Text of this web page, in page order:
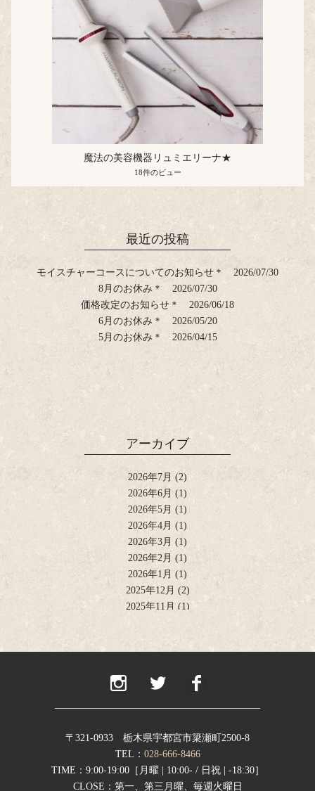
魔法の美容機器リュミエリーナ★
18件のビュー
最近の投稿
モイスチャーコースについてのお知らせ＊
2026/07/30
8月のお休み＊
2026/07/30
価格改定のお知らせ＊
2026/06/18
6月のお休み＊
2026/05/20
5月のお休み＊
2026/04/15
アーカイブ
2026年7月 (2)
2026年6月 (1)
2026年5月 (1)
2026年4月 (1)
2026年3月 (1)
2026年2月 (1)
2026年1月 (1)
2025年12月 (2)
2025年11月 (1)
2025年8月(2)
2025年4月
2024年11月(2)
2024年9月(1)
2024年8月(1)
2024年7月 (1)
〒321-0933 栃木県宇都宮市簗瀬町2500-8
TEL： 028-666-8466
TIME：9:00-19:00［月曜 | 10:00- / 日祝 | -18:30］
CLOSE：第一、第三月曜、毎週火曜日